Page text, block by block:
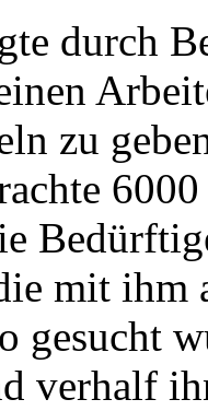
durch
zu
mit ihm
gesucht
verhalf